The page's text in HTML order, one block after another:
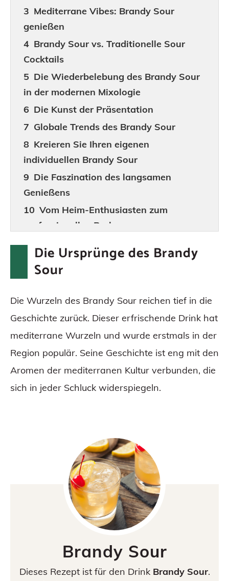
Mediterrane Vibes: Brandy Sour
genießen
Brandy Sour vs. Traditionelle Sour
Cocktails
Die Wiederbelebung des Brandy Sour
in der modernen Mixologie
Die Kunst der Präsentation
Globale Trends des Brandy Sour
Kreieren Sie Ihren eigenen
individuellen Brandy Sour
Die Faszination des langsamen
Genießens
Vom Heim-Enthusiasten zum
professionellen Barkeeper
Sour
Brandy Sour: Ein Hauch von
Die Ursprünge des Brandy
Sour
Die Wurzeln des Brandy Sour reichen tief in die
Geschichte zurück. Dieser erfrischende Drink hat
mediterrane Wurzeln und wurde erstmals in der
Region populär. Seine Geschichte ist eng mit den
Aromen der mediterranen Kultur verbunden, die
sich in jeder Schluck widerspiegeln.
Brandy Sour
Dieses Rezept ist für den Drink Brandy Sour.